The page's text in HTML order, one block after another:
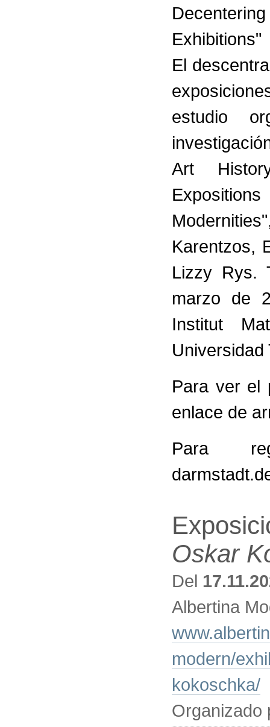
El
estudio
Art
Karentzos,
Lizzy Rys.
marzo de
Institut
Para ver el
enlace de
Para
Oskar
Del
Albertina
modern/
kokoschka/
Organizado